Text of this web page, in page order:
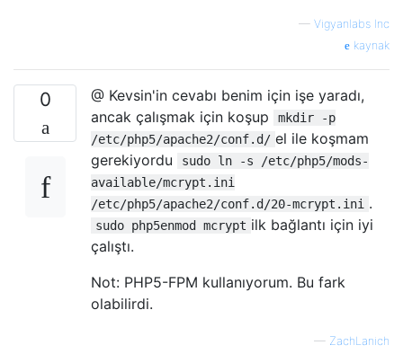
— Vigyanlabs Inc
kaynak
0
@ Kevsin'in cevabı benim için işe yaradı,
ancak çalışmak için koşup
mkdir -p
/etc/php5/apache2/conf.d/ el ile koşmam
gerekiyordu
sudo ln -s /etc/php5/mods-
available/mcrypt.ini
/etc/php5/apache2/conf.d/20-mcrypt.ini .
sudo php5enmod mcrypt ilk bağlantı için iyi
çalıştı.
Not: PHP5-FPM kullanıyorum. Bu fark
olabilirdi.
— ZachLanich